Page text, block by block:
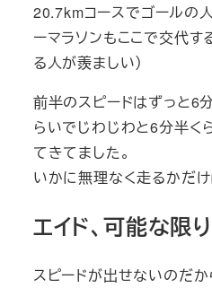
20.7kmコースでゴールの人
ーマラソンもここで交代す
る人が羨ましい）
前半のスピードはずっと6
らいでじわじわと6分半く
てきてました。
いかに無理なく走るかだけ
エイド、可能な限
スピードが出せないのだか